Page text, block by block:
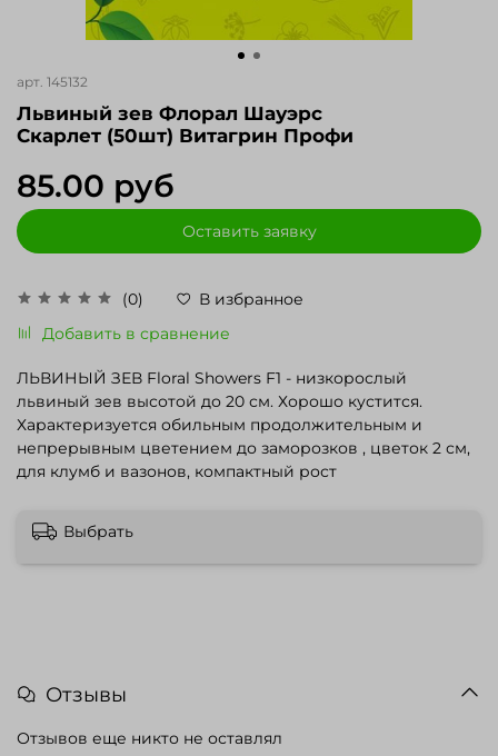
арт. 145132
Львиный зев Флорал Шауэрс
Скарлет (50шт) Витагрин Профи
(0)
В избранное
Добавить в сравнение
85.00 руб
Оставить заявку
ЛЬВИНЫЙ ЗЕВ Floral Showers F1 - низкорослый
львиный зев высотой до 20 см. Хорошо кустится.
Характеризуется обильным продолжительным и
непрерывным цветением до заморозков , цветок 2 см,
для клумб и вазонов, компактный рост
Выбрать
Отзывы
Отзывов еще никто не оставлял